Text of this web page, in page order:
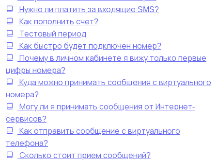
Нужно ли платить за входящие SMS?
Как пополнить счет?
Тестовый период
Как быстро будет подключен номер?
Почему в личном кабинете я вижу только первые
цифры номера?
Куда можно принимать сообщения с виртуального
номера?
Могу ли я принимать сообщения от Интернет-
сервисов?
Как отправить сообщение с виртуального
телефона?
Сколько стоит прием сообщений?